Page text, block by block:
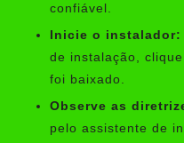
confiável.
Inicie o instalador:
de instalação,
foi baixado.
Observe as
pelo assistente de